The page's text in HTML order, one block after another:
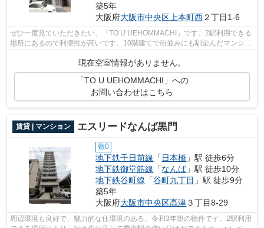
築5年
大阪府大阪市中央区 上本町西２丁目1-6
ぜひ一度見ていただきたい、「TO U UEHOMMACHI」です。2駅利用できる
場所にあるので利便性が高いです。10階建てで街並みにも馴染んだマンショ
ンです。共用設備も充実した、一押しのマ...
現在空室情報がありません。
「TO U UEHOMMACHI」への
お問い合わせはこちら
賃貸 | マンション エスリードなんば黒門
敷0
地下鉄千日前線 「 日本橋 」駅 徒歩6分
地下鉄御堂筋線 「なんば」駅 徒歩10分
地下鉄谷町線 「谷町九丁目 」駅 徒歩9分
築5年
大阪府大阪市中央区高津３丁目8-29
周辺環境も良好で、魅力的な住環境のある、令和3年築の物件です。2駅利用